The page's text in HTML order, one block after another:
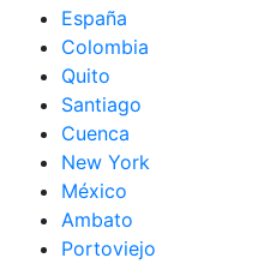
España
Colombia
Quito
Santiago
Cuenca
New York
México
Ambato
Portoviejo